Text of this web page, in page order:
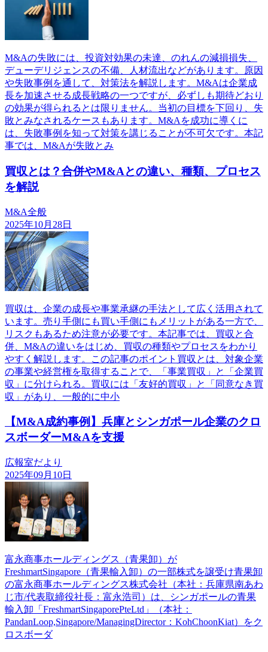
M&Aの失敗には、投資対効果の未達、のれんの減損損失、
デューデリジェンスの不備、人材流出などがあります。原因
や失敗事例を通して、対策法を解説します。M&Aは企業成
長を加速させる成長戦略の一つですが、必ずしも期待どおり
の効果が得られるとは限りません。当初の目標を下回り、失
敗とみなされるケースもあります。M&Aを成功に導くに
は、失敗事例を知って対策を講じることが不可欠です。本記
事では、M&Aが失敗とみ
買収とは？合併やM&Aとの違い、種類、プロセス
を解説
M&A全般
2025年10月28日
買収は、企業の成長や事業承継の手法として広く活用されて
います。売り手側にも買い手側にもメリットがある一方で、
リスクもあるため注意が必要です。本記事では、買収と合
併、M&Aの違いをはじめ、買収の種類やプロセスをわかり
やすく解説します。この記事のポイント買収とは、対象企業
の事業や経営権を取得することで、「事業買収」と「企業買
収」に分けられる。買収には「友好的買収」と「同意なき買
収」があり、一般的に中小
【M&A成約事例】兵庫とシンガポール企業のクロ
スボーダーM&Aを支援
広報室だより
2025年09月10日
富永商事ホールディングス（青果卸）が
FreshmartSingapore（青果輸入卸）の一部株式を譲受け青果卸
の富永商事ホールディングス株式会社（本社：兵庫県南あわ
じ市/代表取締役社長：富永浩司）は、シンガポールの青果
輸入卸「FreshmartSingaporePteLtd」（本社：
PandanLoop,Singapore/ManagingDirector：KohChoonKiat）をク
ロスボーダ